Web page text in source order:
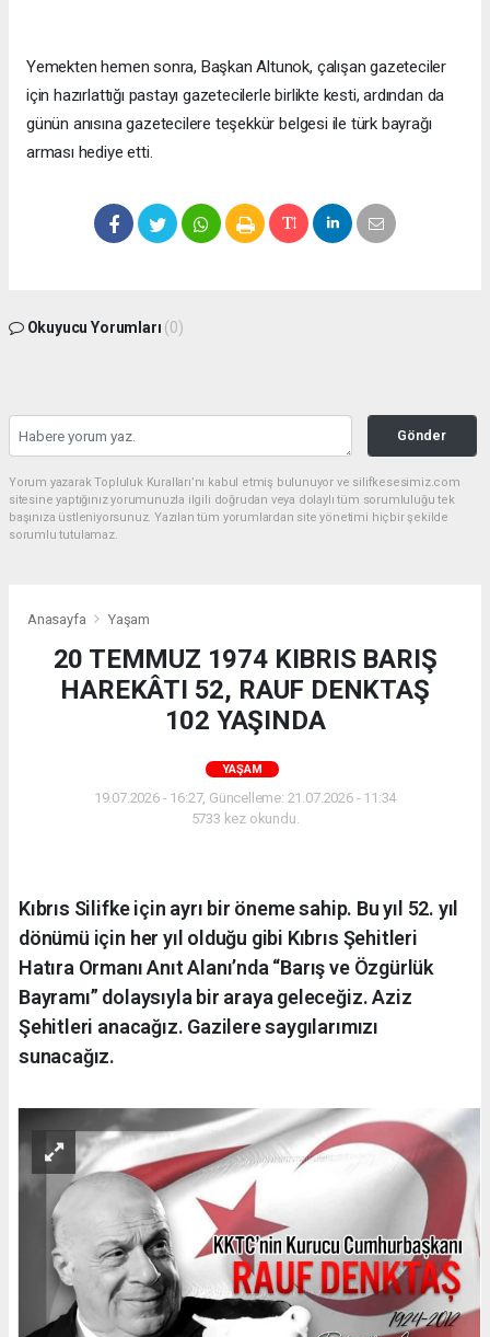
Yemekten hemen sonra, Başkan Altunok, çalışan gazeteciler
için hazırlattığı pastayı gazetecilerle birlikte kesti, ardından da
günün anısına gazetecilere teşekkür belgesi ile türk bayrağı
arması hediye etti.
Okuyucu Yorumları (0)
Gönder
Yorum yazarak Topluluk Kuralları’nı kabul etmiş bulunuyor ve silifkesesimiz.com
sitesine yaptığınız yorumunuzla ilgili doğrudan veya dolaylı tüm sorumluluğu tek
başınıza üstleniyorsunuz. Yazılan tüm yorumlardan site yönetimi hiçbir şekilde
sorumlu tutulamaz.
Anasayfa Yaşam
20 TEMMUZ 1974 KIBRIS BARIŞ
HAREKÂTI 52, RAUF DENKTAŞ
102 YAŞINDA
YAŞAM
19.07.2026 - 16:27, Güncelleme: 21.07.2026 - 11:34
5733 kez okundu.
Kıbrıs Silifke için ayrı bir öneme sahip. Bu yıl 52. yıl
dönümü için her yıl olduğu gibi Kıbrıs Şehitleri
Hatıra Ormanı Anıt Alanı’nda “Barış ve Özgürlük
Bayramı” dolaysıyla bir araya geleceğiz. Aziz
Şehitleri anacağız. Gazilere saygılarımızı
sunacağız.